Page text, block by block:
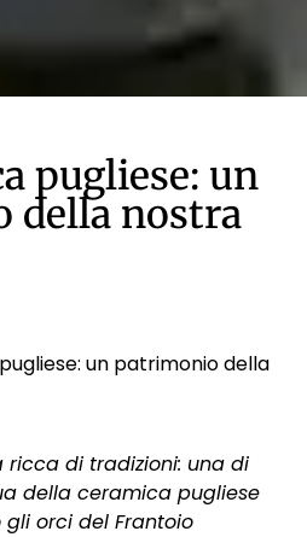
pugliese: un
della nostra
un patrimonio della
ricca di tradizioni: una di
della ceramica pugliese
orci del Frantoio